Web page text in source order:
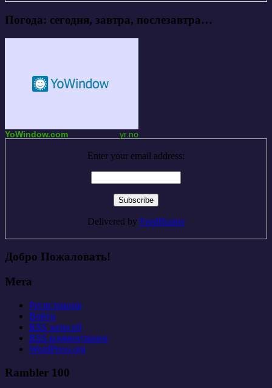
Погода: сегодня, завтра, послезавтра…
YoWindow.com yr.no
Enter your email address:
Delivered by FeedBurner
Добро Пожаловать!
Мета
Регистрация
Войти
RSS записей
RSS комментариев
WordPress.org
Rambler 100